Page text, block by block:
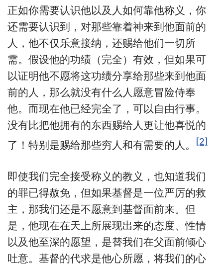
正如你需要认识他以及人如何靠他称义，你
还需要认识到，对那些靠着神来到他面前的
人，他不仅乐意接纳，还赐给他们一切所
需。假设他的功绩（完全）有效，但如果可
以证明他不愿将这功绩分享给那些来到他面
前的人，那么就没有什么人愿意冒险侍奉
他。而现在他已经完全了，可以自由行事。
没有比把他拥有的东西赐给人更让他喜悦的
了！特别是赐给那些穷人和有需要的人。
[2]
即使我们完全接受称义的教义，也知道我们
的罪已得赦免，但如果基督是一位严厉的救
主，那我们还是不愿意到基督面前来。但
是，他现在在天上所展现出来的态度、性情
以及他至深的愿望，是替我们在父面前倾心
吐意。基督的代求是他心所愿，将我们的心